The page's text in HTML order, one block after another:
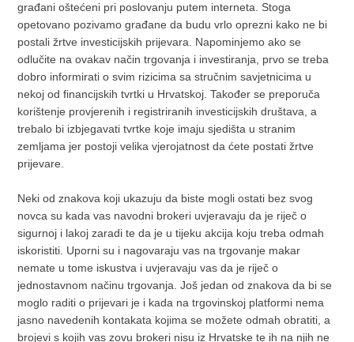
građani oštećeni pri poslovanju putem interneta. Stoga
opetovano pozivamo građane da budu vrlo oprezni kako ne bi
postali žrtve investicijskih prijevara. Napominjemo ako se
odlučite na ovakav način trgovanja i investiranja, prvo se treba
dobro informirati o svim rizicima sa stručnim savjetnicima u
nekoj od financijskih tvrtki u Hrvatskoj. Također se preporuča
korištenje provjerenih i registriranih investicijskih društava, a
trebalo bi izbjegavati tvrtke koje imaju sjedišta u stranim
zemljama jer postoji velika vjerojatnost da ćete postati žrtve
prijevare.
Neki od znakova koji ukazuju da biste mogli ostati bez svog
novca su kada vas navodni brokeri uvjeravaju da je riječ o
sigurnoj i lakoj zaradi te da je u tijeku akcija koju treba odmah
iskoristiti. Uporni su i nagovaraju vas na trgovanje makar
nemate u tome iskustva i uvjeravaju vas da je riječ o
jednostavnom načinu trgovanja. Još jedan od znakova da bi se
moglo raditi o prijevari je i kada na trgovinskoj platformi nema
jasno navedenih kontakata kojima se možete odmah obratiti, a
brojevi s kojih vas zovu brokeri nisu iz Hrvatske te ih na njih ne